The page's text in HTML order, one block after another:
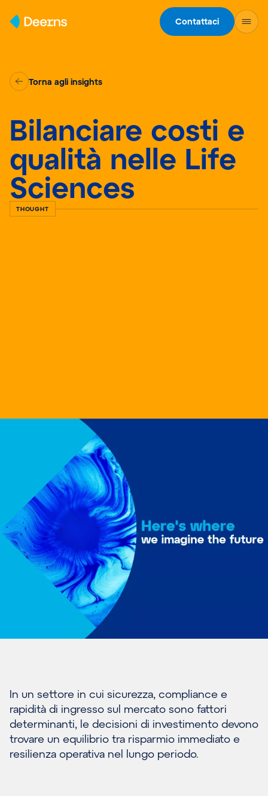
Contattaci
Torna agli insights
Bilanciare costi e
qualità nelle Life
Sciences
THOUGHT
In un settore in cui sicurezza, compliance e
rapidità di ingresso sul mercato sono fattori
determinanti, le decisioni di investimento devono
trovare un equilibrio tra risparmio immediato e
resilienza operativa nel lungo periodo.